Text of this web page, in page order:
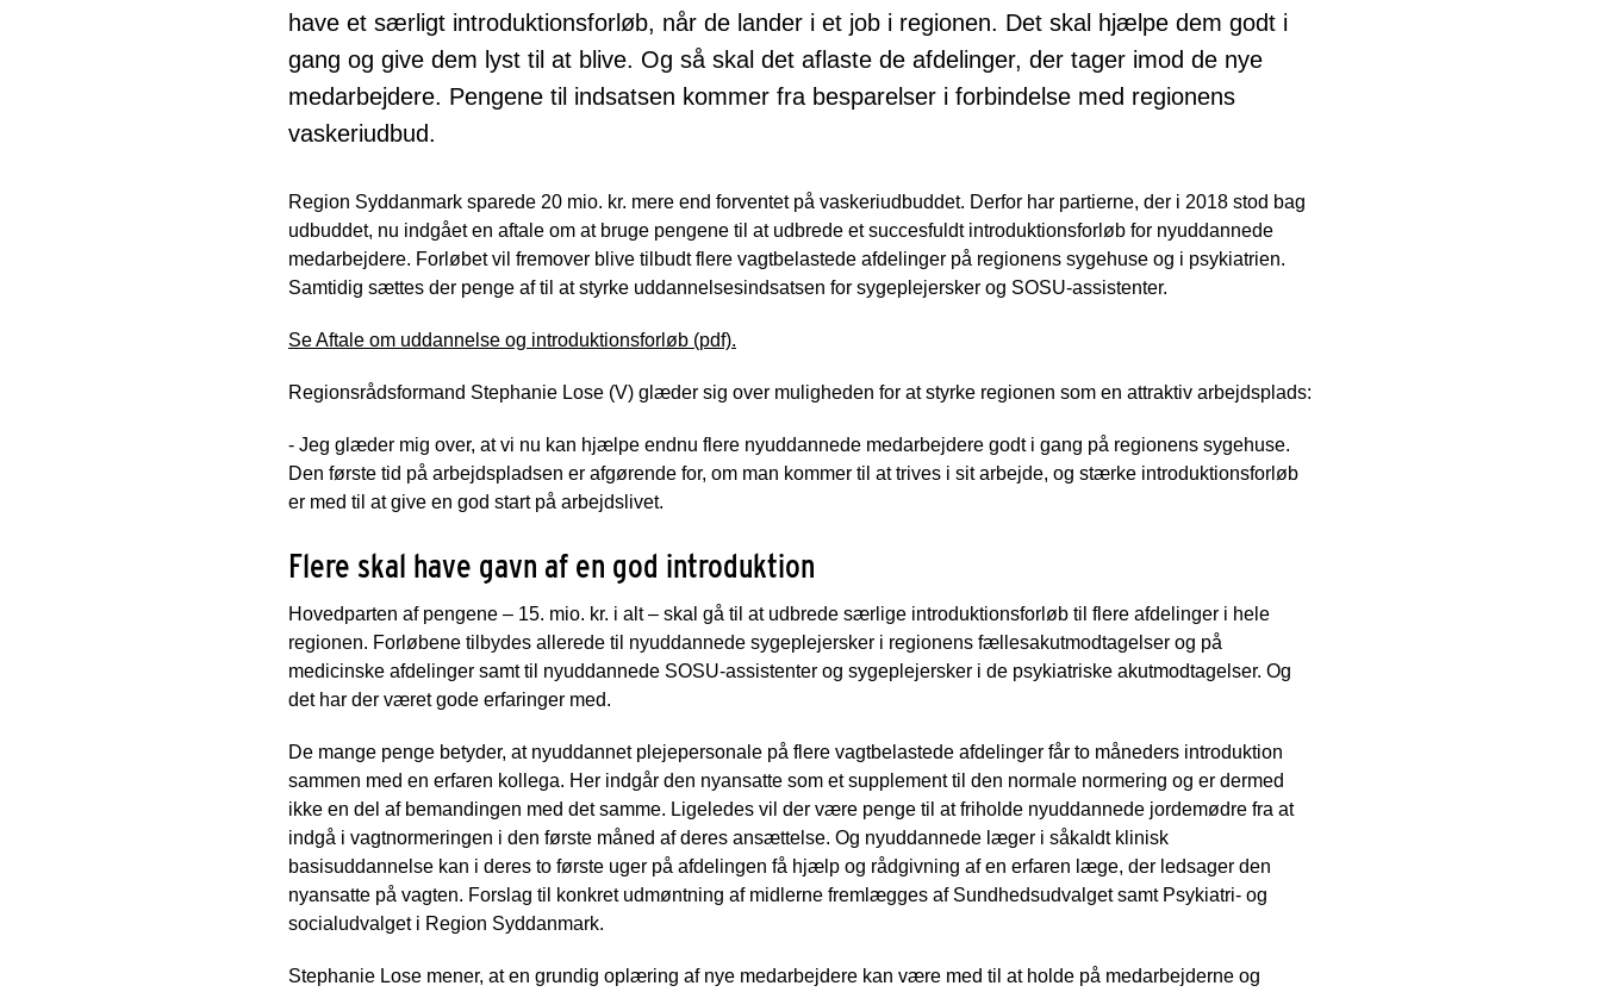
have et særligt introduktionsforløb, når de lander i et job i regionen. Det skal hjælpe dem godt i
gang og give dem lyst til at blive. Og så skal det aflaste de afdelinger, der tager imod de nye
medarbejdere. Pengene til indsatsen kommer fra besparelser i forbindelse med regionens
vaskeriudbud.
Region Syddanmark sparede 20 mio. kr. mere end forventet på vaskeriudbuddet. Derfor har partierne, der i 2018 stod bag
udbuddet, nu indgået en aftale om at bruge pengene til at udbrede et succesfuldt introduktionsforløb for nyuddannede
medarbejdere. Forløbet vil fremover blive tilbudt flere vagtbelastede afdelinger på regionens sygehuse og i psykiatrien.
Samtidig sættes der penge af til at styrke uddannelsesindsatsen for sygeplejersker og SOSU-assistenter.
Se Aftale om uddannelse og introduktionsforløb (pdf).
Regionsrådsformand Stephanie Lose (V) glæder sig over muligheden for at styrke regionen som en attraktiv arbejdsplads:
- Jeg glæder mig over, at vi nu kan hjælpe endnu flere nyuddannede medarbejdere godt i gang på regionens sygehuse.
Den første tid på arbejdspladsen er afgørende for, om man kommer til at trives i sit arbejde, og stærke introduktionsforløb
er med til at give en god start på arbejdslivet.
Flere skal have gavn af en god introduktion
Hovedparten af pengene – 15. mio. kr. i alt – skal gå til at udbrede særlige introduktionsforløb til flere afdelinger i hele
regionen. Forløbene tilbydes allerede til nyuddannede sygeplejersker i regionens fællesakutmodtagelser og på
medicinske afdelinger samt til nyuddannede SOSU-assistenter og sygeplejersker i de psykiatriske akutmodtagelser. Og
det har der været gode erfaringer med.
De mange penge betyder, at nyuddannet plejepersonale på flere vagtbelastede afdelinger får to måneders introduktion
sammen med en erfaren kollega. Her indgår den nyansatte som et supplement til den normale normering og er dermed
ikke en del af bemandingen med det samme. Ligeledes vil der være penge til at friholde nyuddannede jordemødre fra at
indgå i vagtnormeringen i den første måned af deres ansættelse. Og nyuddannede læger i såkaldt klinisk
basisuddannelse kan i deres to første uger på afdelingen få hjælp og rådgivning af en erfaren læge, der ledsager den
nyansatte på vagten. Forslag til konkret udmøntning af midlerne fremlægges af Sundhedsudvalget samt Psykiatri- og
socialudvalget i Region Syddanmark.
Stephanie Lose mener, at en grundig oplæring af nye medarbejdere kan være med til at holde på medarbejderne og